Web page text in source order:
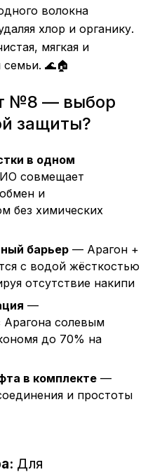
волокна
хлор и органику.
мягкая и
семьи. 🌊🏠
№8 — выбор
защиты?
в одном
совмещает
и
без химических
барьер — Арагон +
с водой жёсткостью
отсутствие накипи
—
Арагона солевым
до 70% на
в комплекте —
и простоты
Для